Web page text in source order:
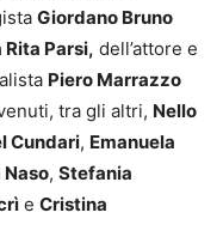
Giordano Bruno
Rita Parsi, dell’attore e
Piero Marrazzo
tra gli altri, Nello
Cundari, Emanuela
, Stefania
e Cristina